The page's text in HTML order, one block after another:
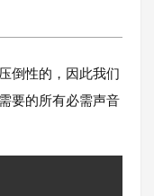
倒性的，因此我们
要的所有必需声音